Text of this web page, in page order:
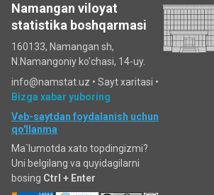
Namangan viloyat
statistika boshqarmasi
160133, Namangan sh,
N.Namangoniy ko'chasi, 14-uy.
info@namstat.uz • Sayt xaritasi •
Bizga xabar yuboring
Veb-saytdan foydalanish uchun
qo'llanma
Ma`lumotda xato topdingizmi?
Uni belgilang va quyidagilarni
bosing Ctrl + Enter